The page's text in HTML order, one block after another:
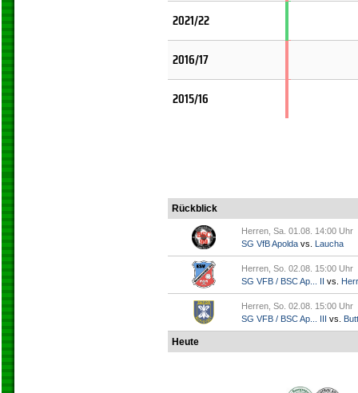
2021/22
2016/17
2015/16
Rückblick
Herren, Sa. 01.08. 14:00 Uhr
SG VfB Apolda vs. Laucha
Herren, So. 02.08. 15:00 Uhr
SG VFB / BSC Ap... II vs.
Herren, So. 02.08. 15:00 Uhr
SG VFB / BSC Ap... III vs.
Heute